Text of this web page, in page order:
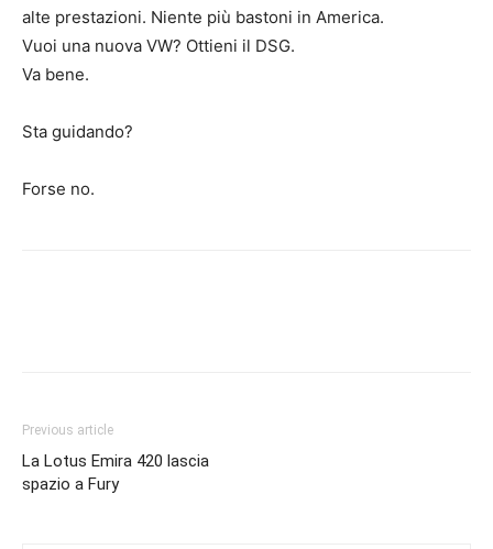
alte prestazioni. Niente più bastoni in America.
Vuoi una nuova VW? Ottieni il DSG.
Va bene.
Sta guidando?
Forse no.
Previous article
La Lotus Emira 420 lascia
spazio a Fury